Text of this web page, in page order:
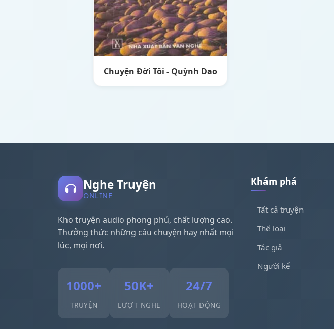
Chuyện Đời Tôi - Quỳnh Dao
Nghe Truyện
ONLINE
Kho truyện audio phong phú, chất lượng cao.
Thưởng thức những câu chuyện hay nhất mọi
lúc, mọi nơi.
1000+
TRUYỆN
50K+
LƯỢT NGHE
24/7
HOẠT ĐỘNG
Khám phá
Tất cả truyện
Thể loại
Tác giả
Người kể